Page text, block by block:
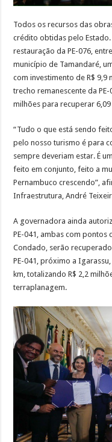
Todos os recursos das
crédito obtidas pelo Estado.
restauração da PE-076,
município de Tamandaré,
com investimento de R$
trecho remanescente da
milhões para recuperar
“Tudo o que está sendo
pelo nosso turismo é para
sempre deveriam estar. É
feito em conjunto, feito a
Pernambuco crescendo”,
Infraestrutura, André
A governadora ainda
PE-041, ambas com pontos
Condado, serão
PE-041, próximo a
km, totalizando R$ 2,2
terraplanagem.